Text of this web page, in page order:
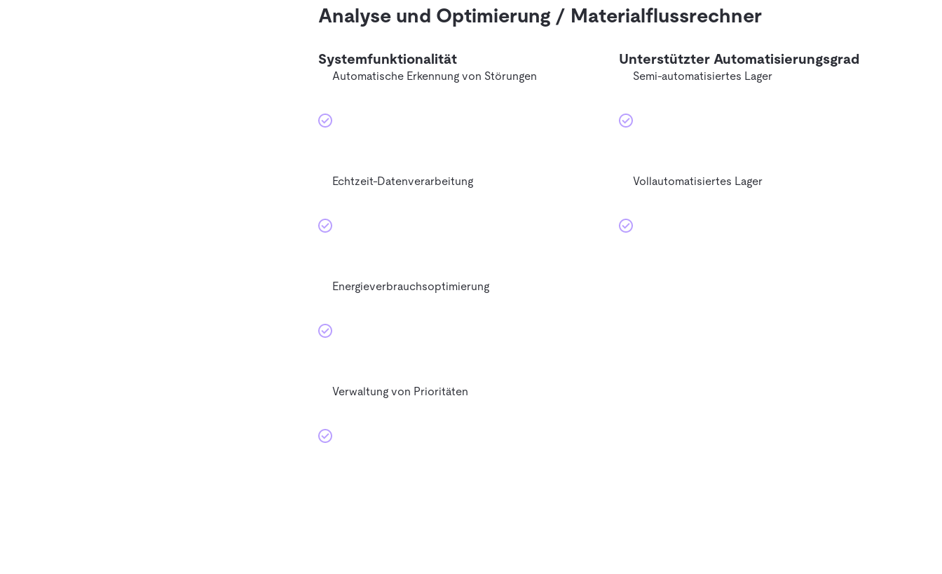
Analyse und Optimierung / Materialflussrechner
Systemfunktionalität
Automatische Erkennung von Störungen
Echtzeit-Datenverarbeitung
Energieverbrauchsoptimierung
Verwaltung von Prioritäten
Unterstützter Automatisierungsgrad
Semi-automatisiertes Lager
Vollautomatisiertes Lager